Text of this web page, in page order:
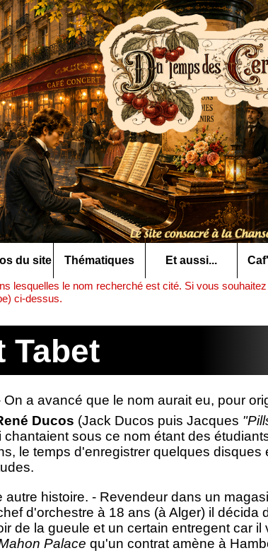
du site Thématiques Et aussi...
lesquelles le nom recherché est cité. Si vous
ci-dessus.
Tabet
On a avancé que le nom aurait eu, pour
Ducos (Jack Ducos puis Jacques
chantaient sous ce nom étant des
le temps d'enregistrer quelques
autre histoire. - Revendeur dans un
d'orchestre à 18 ans (à Alger) il décida
de la gueule et un certain entregent car
Palace qu'un contrat amène à